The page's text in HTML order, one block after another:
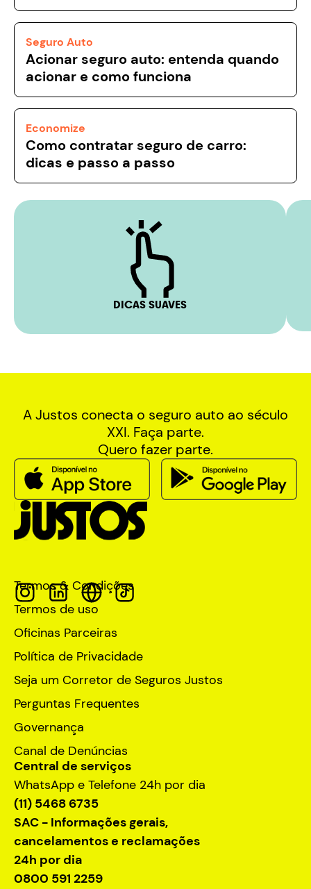
Seguro Auto
Acionar seguro auto: entenda quando
acionar e como funciona
Economize
Como contratar seguro de carro:
dicas e passo a passo
DICAS SUAVES
A Justos conecta o seguro auto ao século
XXI. Faça parte.
Quero fazer parte.
Termos & Condições
Termos de uso
Oficinas Parceiras
Política de Privacidade
Seja um Corretor de Seguros Justos
Perguntas Frequentes
Governança
Canal de Denúncias
Central de serviços
WhatsApp e Telefone 24h por dia
(11) 5468 6735
SAC - Informações gerais,
cancelamentos e reclamações
24h por dia
0800 591 2259